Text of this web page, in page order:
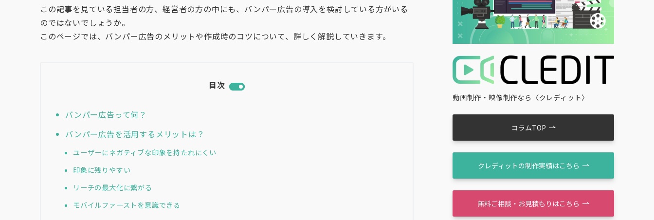
この記事を見ている担当者の方、経営者の方の中にも、バンパー広告の導入を検討している方がいる
のではないでしょうか。
このページでは、バンパー広告のメリットや作成時のコツについて、詳しく解説していきます。
目次
バンパー広告って何？
バンパー広告を活用するメリットは？
ユーザーにネガティブな印象を持たれにくい
印象に残りやすい
リーチの最大化に繋がる
モバイルファーストを意識できる
動画制作・映像制作なら〈クレディット〉
コラムTOP
クレディットの制作実績はこちら
無料ご相談・お見積もりはこちら